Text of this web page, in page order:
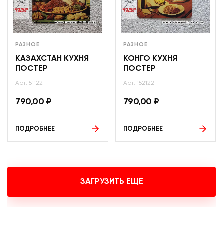
РАЗНОЕ
КАЗАХСТАН КУХНЯ
ПОСТЕР
Арт: 51122
790,00 ₽
ПОДРОБНЕЕ
РАЗНОЕ
КОНГО КУХНЯ
ПОСТЕР
Арт: 152122
790,00 ₽
ПОДРОБНЕЕ
ЗАГРУЗИТЬ ЕЩЕ